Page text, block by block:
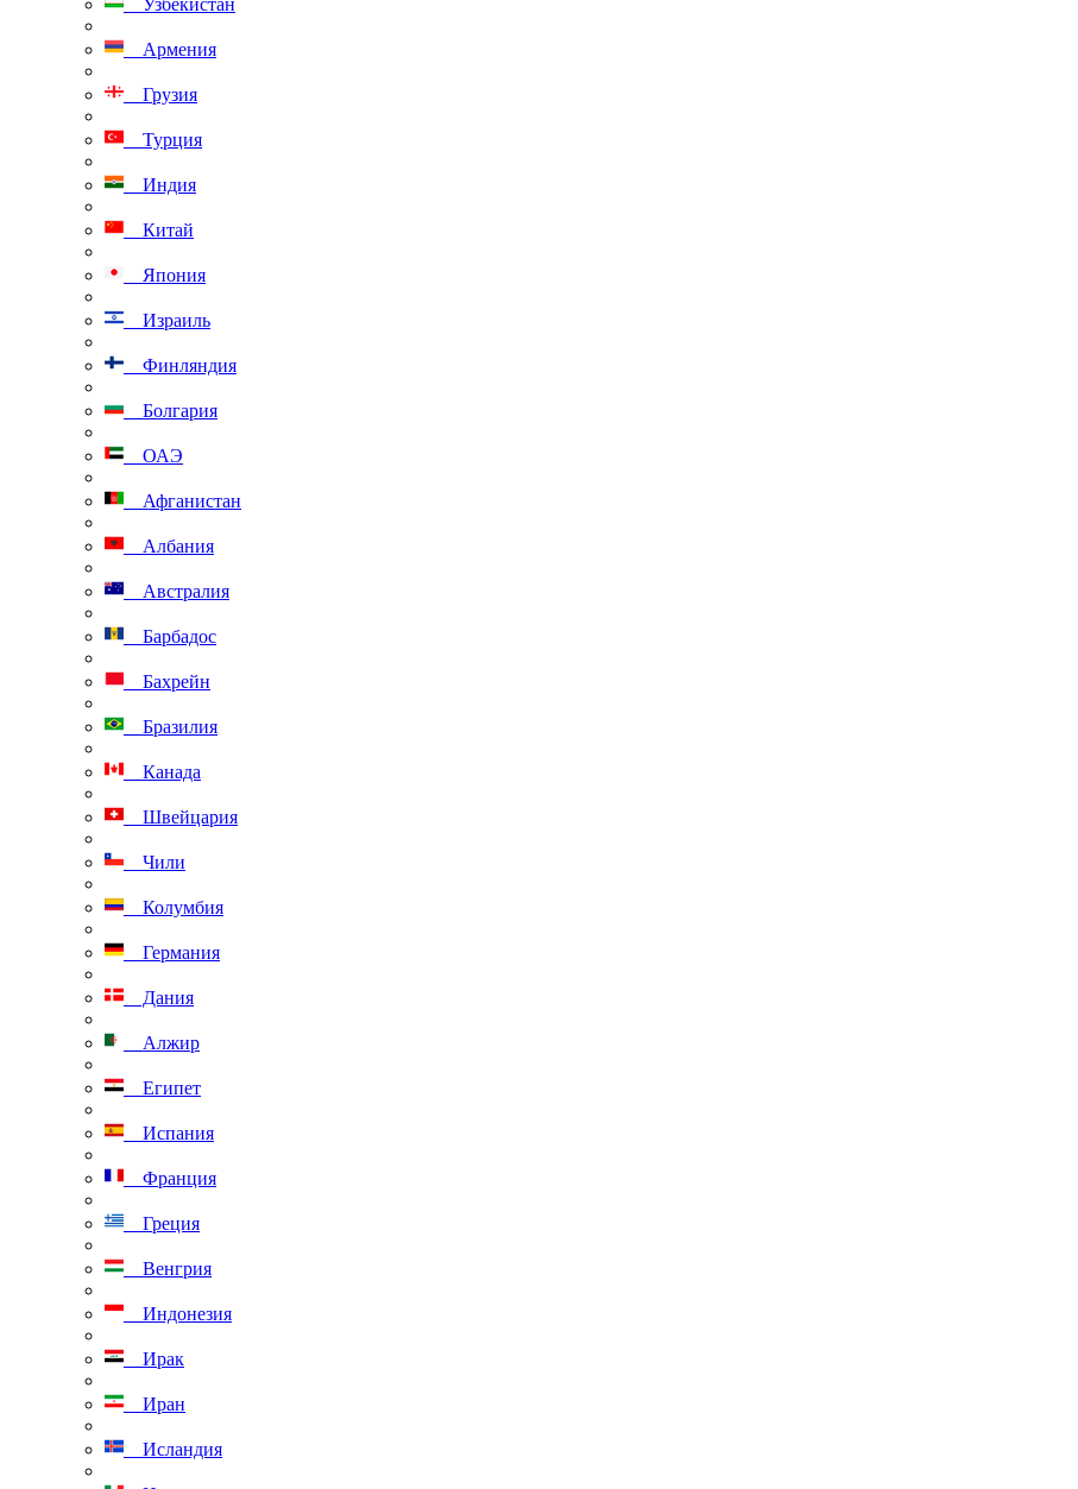
Узбекистан
Армения
Грузия
Турция
Индия
Китай
Япония
Израиль
Финляндия
Болгария
ОАЭ
Афганистан
Албания
Австралия
Барбадос
Бахрейн
Бразилия
Канада
Швейцария
Чили
Колумбия
Германия
Дания
Алжир
Египет
Испания
Франция
Греция
Венгрия
Индонезия
Ирак
Иран
Исландия